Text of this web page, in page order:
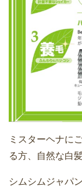
ミスターヘナに
る方、自然な白
シムシムジャパ